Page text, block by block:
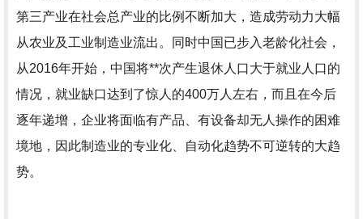
第三产业在社会总产业的比例不断加大，造成劳动力大幅
从农业及工业制造业流出。同时中国已步入老龄化社会，
从2016年开始，中国将**次产生退休人口大于就业人口的
情况，就业缺口达到了惊人的400万人左右，而且在今后
逐年递增，企业将面临有产品、有设备却无人操作的困难
境地，因此制造业的专业化、自动化趋势不可逆转的大趋
势。